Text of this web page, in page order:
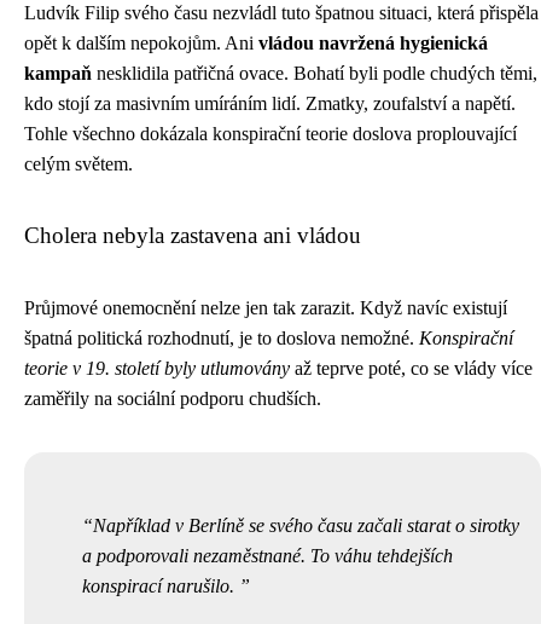
Ludvík Filip svého času nezvládl tuto špatnou situaci, která přispěla
opět k dalším nepokojům. Ani vládou navržená hygienická
kampaň nesklidila patřičná ovace. Bohatí byli podle chudých těmi,
kdo stojí za masivním umíráním lidí. Zmatky, zoufalství a napětí.
Tohle všechno dokázala konspirační teorie doslova proplouvající
celým světem.
Cholera nebyla zastavena ani vládou
Průjmové onemocnění nelze jen tak zarazit. Když navíc existují
špatná politická rozhodnutí, je to doslova nemožné. Konspirační
teorie v 19. století byly utlumovány až teprve poté, co se vlády více
zaměřily na sociální podporu chudších.
Například v Berlíně se svého času začali starat o sirotky
a podporovali nezaměstnané. To váhu tehdejších
konspirací narušilo.